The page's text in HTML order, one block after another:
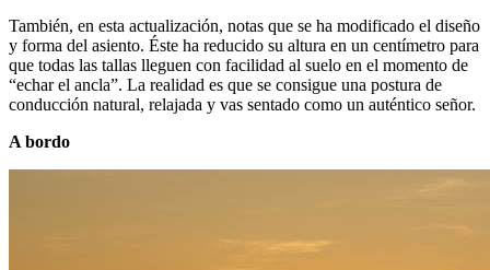
También, en esta actualización, notas que se ha modificado el diseño
y forma del asiento. Éste ha reducido su altura en un centímetro para
que todas las tallas lleguen con facilidad al suelo en el momento de
“echar el ancla”. La realidad es que se consigue una postura de
conducción natural, relajada y vas sentado como un auténtico señor.
A bordo